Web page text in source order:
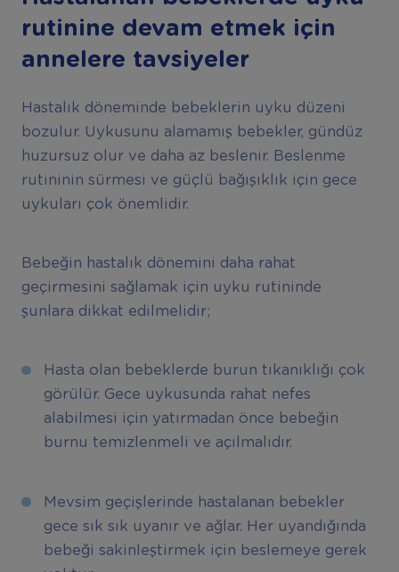
rutinine devam etmek için
annelere tavsiyeler
Hastalık döneminde bebeklerin uyku düzeni
bozulur. Uykusunu alamamış bebekler, gündüz
huzursuz olur ve daha az beslenir. Beslenme
rutininin sürmesi ve güçlü bağışıklık için gece
uykuları çok önemlidir.
Bebeğin hastalık dönemini daha rahat
geçirmesini sağlamak için uyku rutininde
şunlara dikkat edilmelidir;
Hasta olan bebeklerde burun tıkanıklığı çok
görülür. Gece uykusunda rahat nefes
alabilmesi için yatırmadan önce bebeğin
burnu temizlenmeli ve açılmalıdır.
Mevsim geçişlerinde hastalanan bebekler
gece sık sık uyanır ve ağlar. Her uyandığında
bebeği sakinleştirmek için beslemeye gerek